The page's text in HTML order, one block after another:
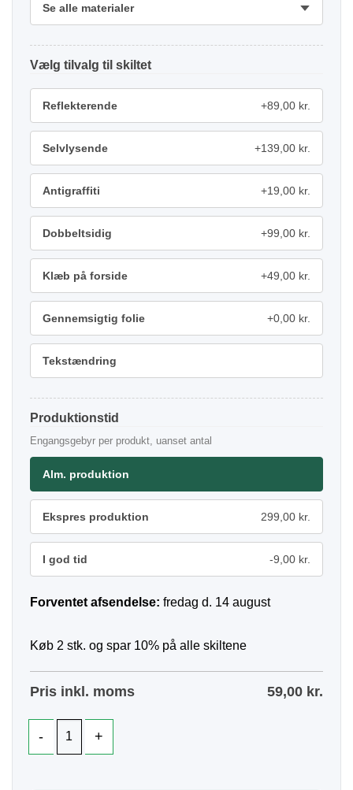
Se alle materialer
tilvalg
Reflekterende +89,00 kr.
Selvlysende +139,00 kr.
Antigraffiti +19,00 kr.
Dobbeltsidig +99,00 kr.
Klæb på forside +49,00 kr.
Gennemsigtig folie +0,00 kr.
Tekstændring
Produktionstid
Engangsgebyr per produkt, uanset antal
Alm. produktion
Ekspres produktion 299,00 kr.
I god tid -9,00 kr.
Forventet afsendelse: fredag d. 14 august
Køb 2 stk. og spar 10% på alle skiltene
Pris inkl. moms 59,00 kr.